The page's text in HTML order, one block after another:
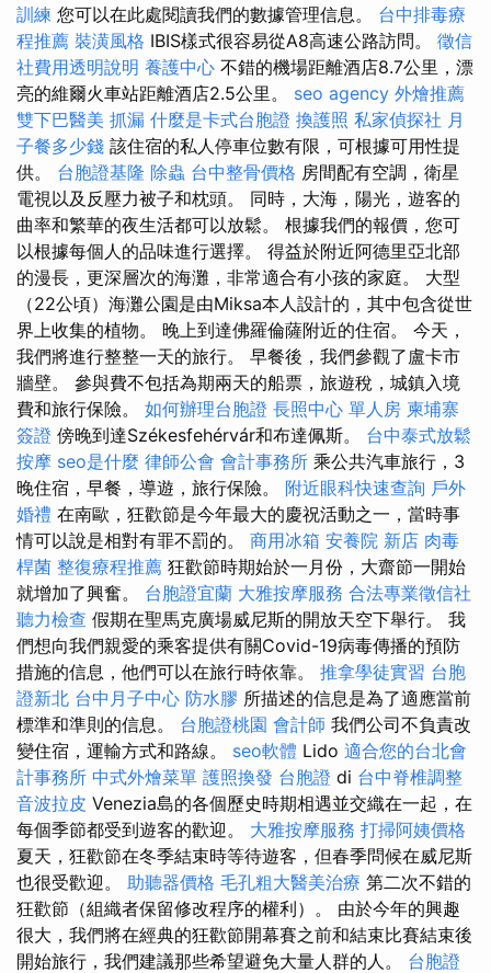
訓練 您可以在此處閱讀我們的數據管理信息。 台中排毒療
程推薦 裝潢風格 IBIS樣式很容易從A8高速公路訪問。 徵信
社費用透明說明 養護中心 不錯的機場距離酒店8.7公里，漂
亮的維爾火車站距離酒店2.5公里。 seo agency 外燴推薦
雙下巴醫美 抓漏 什麼是卡式台胞證 換護照 私家偵探社 月
子餐多少錢 該住宿的私人停車位數有限，可根據可用性提
供。 台胞證基隆 除蟲 台中整骨價格 房間配有空調，衛星
電視以及反壓力被子和枕頭。 同時，大海，陽光，遊客的
曲率和繁華的夜生活都可以放鬆。 根據我們的報價，您可
以根據每個人的品味進行選擇。 得益於附近阿德里亞北部
的漫長，更深層次的海灘，非常適合有小孩的家庭。 大型
（22公頃）海灘公園是由Miksa本人設計的，其中包含從世
界上收集的植物。 晚上到達佛羅倫薩附近的住宿。 今天，
我們將進行整整一天的旅行。 早餐後，我們參觀了盧卡市
牆壁。 參與費不包括為期兩天的船票，旅遊稅，城鎮入境
費和旅行保險。 如何辦理台胞證 長照中心 單人房 柬埔寨
簽證 傍晚到達Székesfehérvár和布達佩斯。 台中泰式放鬆
按摩 seo是什麼 律師公會 會計事務所 乘公共汽車旅行，3
晚住宿，早餐，導遊，旅行保險。 附近眼科快速查詢 戶外
婚禮 在南歐，狂歡節是今年最大的慶祝活動之一，當時事
情可以說是相對有罪不罰的。 商用冰箱 安養院 新店 肉毒
桿菌 整復療程推薦 狂歡節時期始於一月份，大齋節一開始
就增加了興奮。 台胞證宜蘭 大雅按摩服務 合法專業徵信社
聽力檢查 假期在聖馬克廣場威尼斯的開放天空下舉行。 我
們想向我們親愛的乘客提供有關Covid-19病毒傳播的預防
措施的信息，他們可以在旅行時依靠。 推拿學徒實習 台胞
證新北 台中月子中心 防水膠 所描述的信息是為了適應當前
標準和準則的信息。 台胞證桃園 會計師 我們公司不負責改
變住宿，運輸方式和路線。 seo軟體 Lido 適合您的台北會
計事務所 中式外燴菜單 護照換發 台胞證 di 台中脊椎調整
音波拉皮 Venezia島的各個歷史時期相遇並交織在一起，在
每個季節都受到遊客的歡迎。 大雅按摩服務 打掃阿姨價格
夏天，狂歡節在冬季結束時等待遊客，但春季問候在威尼斯
也很受歡迎。 助聽器價格 毛孔粗大醫美治療 第二次不錯的
狂歡節（組織者保留修改程序的權利）。 由於今年的興趣
很大，我們將在經典的狂歡節開幕賽之前和結束比賽結束後
開始旅行，我們建議那些希望避免大量人群的人。 台胞證